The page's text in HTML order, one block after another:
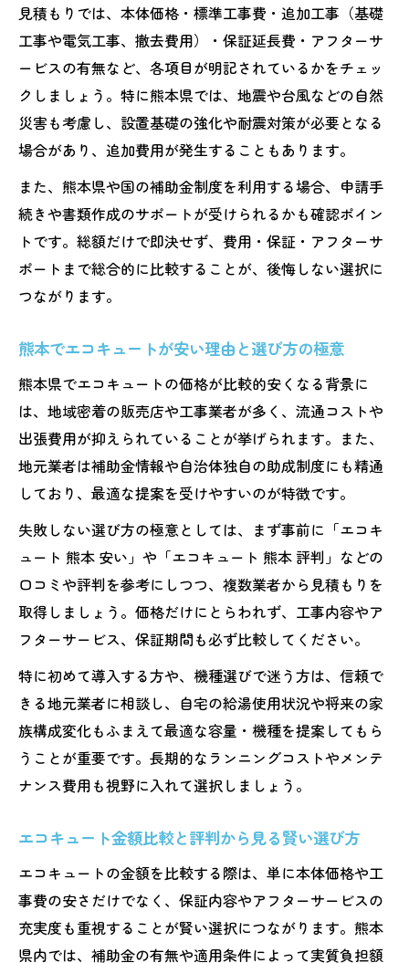
370Lと460Lのエコキュートで差が出るポイ
ント
エコキュート容量別の金額と使い勝手比較
の重要性
エコキュート選定で重視したい容量と費用
のバランス
迷った時のエコキュート容量選び失敗しな
いコツ
交換費用を抑えるための実践的なコツ集
エコキュート交換費用を最小限に抑える具
複数業者比較でエコキュート工事費を賢く
撤去処分費込みで安心できるエコキュート
選び
エコキュート交換時に追加費用を防ぐチェ
ック法
この一記事で分かるエコキュート総額比較
エコキュート総額比較で最適な選択を実現
する方法
エコキュート費用の内訳と比較ポイントを
徹底解説
熊本県基準のエコキュート総額を分かりや
すく整理
エコキュート交換費用の明細と相場感を理
エコキュート比較で押さえたい重要な費用
要素
見積もりでは、本体価格・標準工事費・追加工事（基礎
工事や電気工事、撤去費用）・保証延長費・アフターサ
ービスの有無など、各項目が明記されているかをチェッ
クしましょう。特に熊本県では、地震や台風などの自然
災害も考慮し、設置基礎の強化や耐震対策が必要となる
場合があり、追加費用が発生することもあります。
また、熊本県や国の補助金制度を利用する場合、申請手
続きや書類作成のサポートが受けられるかも確認ポイン
トです。総額だけで即決せず、費用・保証・アフターサ
ポートまで総合的に比較することが、後悔しない選択に
つながります。
熊本でエコキュートが安い理由と選び方の極意
熊本県でエコキュートの価格が比較的安くなる背景に
は、地域密着の販売店や工事業者が多く、流通コストや
出張費用が抑えられていることが挙げられます。また、
地元業者は補助金情報や自治体独自の助成制度にも精通
しており、最適な提案を受けやすいのが特徴です。
失敗しない選び方の極意としては、まず事前に「エコキ
ュート 熊本 安い」や「エコキュート 熊本 評判」などの
口コミや評判を参考にしつつ、複数業者から見積もりを
取得しましょう。価格だけにとらわれず、工事内容やア
フターサービス、保証期間も必ず比較してください。
特に初めて導入する方や、機種選びで迷う方は、信頼で
きる地元業者に相談し、自宅の給湯使用状況や将来の家
族構成変化もふまえて最適な容量・機種を提案してもら
うことが重要です。長期的なランニングコストやメンテ
ナンス費用も視野に入れて選択しましょう。
エコキュート金額比較と評判から見る賢い選び方
エコキュートの金額を比較する際は、単に本体価格や工
事費の安さだけでなく、保証内容やアフターサービスの
充実度も重視することが賢い選択につながります。熊本
県内では、補助金の有無や適用条件によって実質負担額